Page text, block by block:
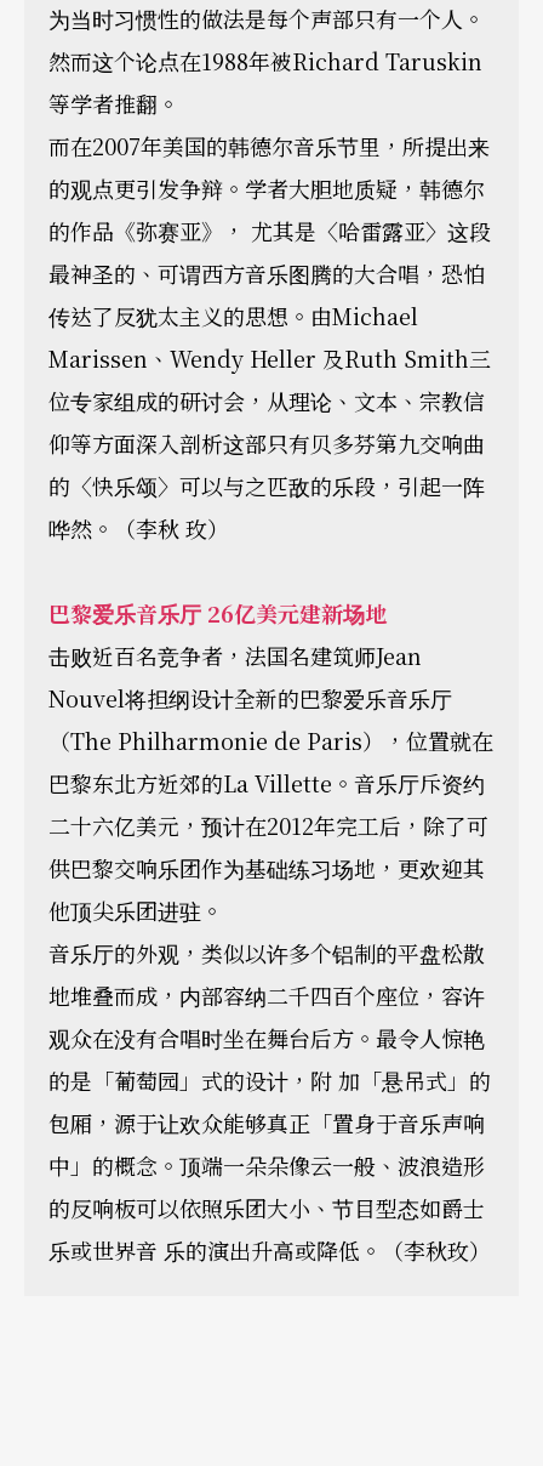
为当时习惯性的做法是每个声部只有一个人。
然而这个论点在1988年被Richard Taruskin
等学者推翻。
而在2007年美国的韩德尔音乐节里，所提出来
的观点更引发争辩。学者大胆地质疑，韩德尔
的作品《弥赛亚》， 尤其是〈哈雷露亚〉这段
最神圣的、可谓西方音乐图腾的大合唱，恐怕
传达了反犹太主义的思想。由Michael
Marissen、Wendy Heller 及Ruth Smith三
位专家组成的研讨会，从理论、文本、宗教信
仰等方面深入剖析这部只有贝多芬第九交响曲
的〈快乐颂〉可以与之匹敌的乐段，引起一阵
哗然。（李秋 玫）
巴黎爱乐音乐厅 26亿美元建新场地
击败近百名竞争者，法国名建筑师Jean
Nouvel将担纲设计全新的巴黎爱乐音乐厅
（The Philharmonie de Paris），位置就在
巴黎东北方近郊的La Villette。音乐厅斥资约
二十六亿美元，预计在2012年完工后，除了可
供巴黎交响乐团作为基础练习场地，更欢迎其
他顶尖乐团进驻。
音乐厅的外观，类似以许多个铝制的平盘松散
地堆叠而成，内部容纳二千四百个座位，容许
观众在没有合唱时坐在舞台后方。最令人惊艳
的是「葡萄园」式的设计，附 加「悬吊式」的
包厢，源于让欢众能够真正「置身于音乐声响
中」的概念。顶端一朵朵像云一般、波浪造形
的反响板可以依照乐团大小、节目型态如爵士
乐或世界音 乐的演出升高或降低。（李秋玫）